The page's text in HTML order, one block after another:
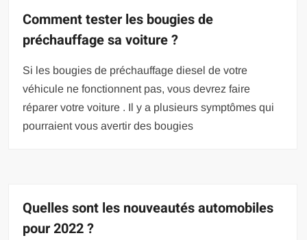
Comment tester les bougies de
préchauffage sa voiture ?
Si les bougies de préchauffage diesel de votre
véhicule ne fonctionnent pas, vous devrez faire
réparer votre voiture . Il y a plusieurs symptômes qui
pourraient vous avertir des bougies
Quelles sont les nouveautés automobiles
pour 2022 ?